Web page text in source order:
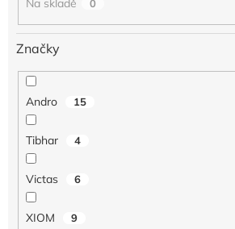
Na skladě 0
Značky
Andro 15
Tibhar 4
Victas 6
XIOM 9